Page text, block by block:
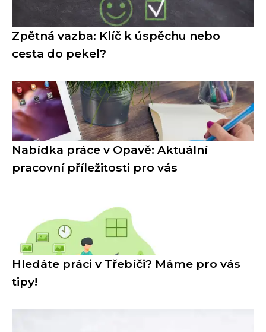
Zpětná vazba: Klíč k úspěchu nebo
cesta do pekel?
Nabídka práce v Opavě: Aktuální
pracovní příležitosti pro vás
Hledáte práci v Třebíči? Máme pro vás
tipy!